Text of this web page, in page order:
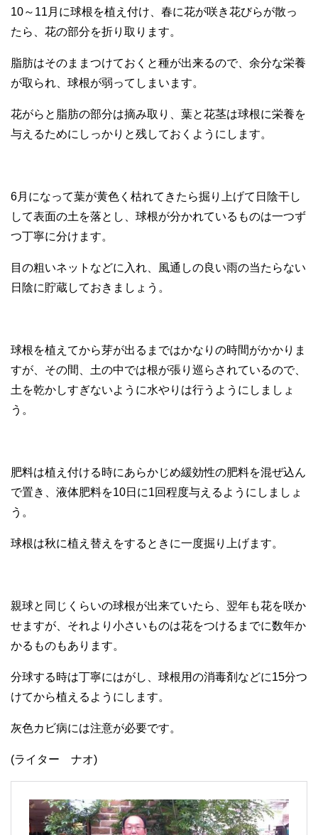
10～11月に球根を植え付け、春に花が咲き花びらが散っ
たら、花の部分を折り取ります。
脂肪はそのままつけておくと種が出来るので、余分な栄養
が取られ、球根が弱ってしまいます。
花がらと脂肪の部分は摘み取り、葉と花茎は球根に栄養を
与えるためにしっかりと残しておくようにします。
6月になって葉が黄色く枯れてきたら掘り上げて日陰干し
して表面の土を落とし、球根が分かれているものは一つず
つ丁寧に分けます。
目の粗いネットなどに入れ、風通しの良い雨の当たらない
日陰に貯蔵しておきましょう。
球根を植えてから芽が出るまではかなりの時間がかかりま
すが、その間、土の中では根が張り巡らされているので、
土を乾かしすぎないように水やりは行うようにしましょ
う。
肥料は植え付ける時にあらかじめ緩効性の肥料を混ぜ込ん
で置き、液体肥料を10日に1回程度与えるようにしましょ
う。
球根は秋に植え替えをするときに一度掘り上げます。
親球と同じくらいの球根が出来ていたら、翌年も花を咲か
せますが、それより小さいものは花をつけるまでに数年か
かるものもあります。
分球する時は丁寧にはがし、球根用の消毒剤などに15分つ
けてから植えるようにします。
灰色カビ病には注意が必要です。
(ライター ナオ)